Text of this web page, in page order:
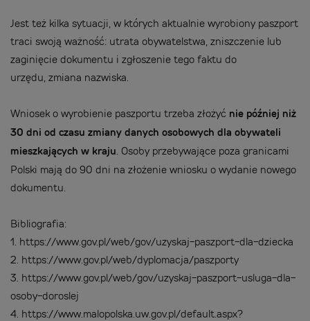
Jest też kilka sytuacji, w których aktualnie wyrobiony paszport
traci swoją ważność: utrata obywatelstwa, zniszczenie lub
zaginięcie dokumentu i zgłoszenie tego faktu do
urzędu, zmiana nazwiska.
Wniosek o wyrobienie paszportu trzeba złożyć nie później niż
30 dni od czasu zmiany danych osobowych dla obywateli
mieszkających w kraju. Osoby przebywające poza granicami
Polski mają do 90 dni na złożenie wniosku o wydanie nowego
dokumentu.
Bibliografia:
1. https://www.gov.pl/web/gov/uzyskaj-paszport-dla-dziecka
2. https://www.gov.pl/web/dyplomacja/paszporty
3. https://www.gov.pl/web/gov/uzyskaj-paszport-usluga-dla-
osoby-doroslej
4. https://www.malopolska.uw.gov.pl/default.aspx?